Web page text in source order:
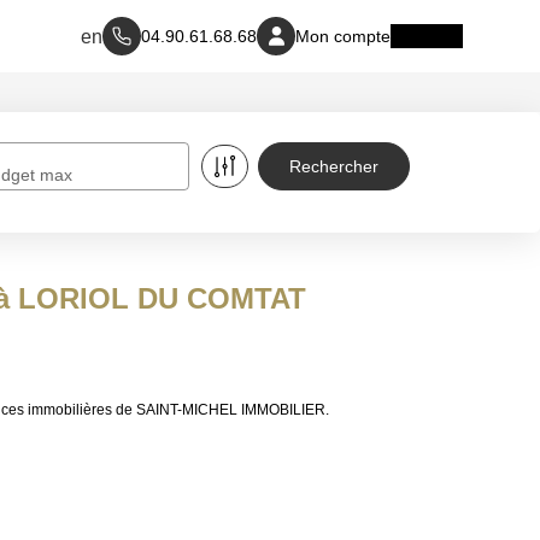
04.90.61.68.68 Mon compte
max
DU COMTAT
immobilières de SAINT-MICHEL IMMOBILIER.